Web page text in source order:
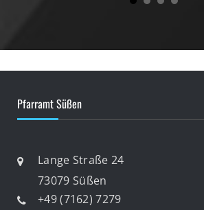
Pfarramt Süßen
Lange Straße 24
73079 Süßen
+49 (7162) 7279